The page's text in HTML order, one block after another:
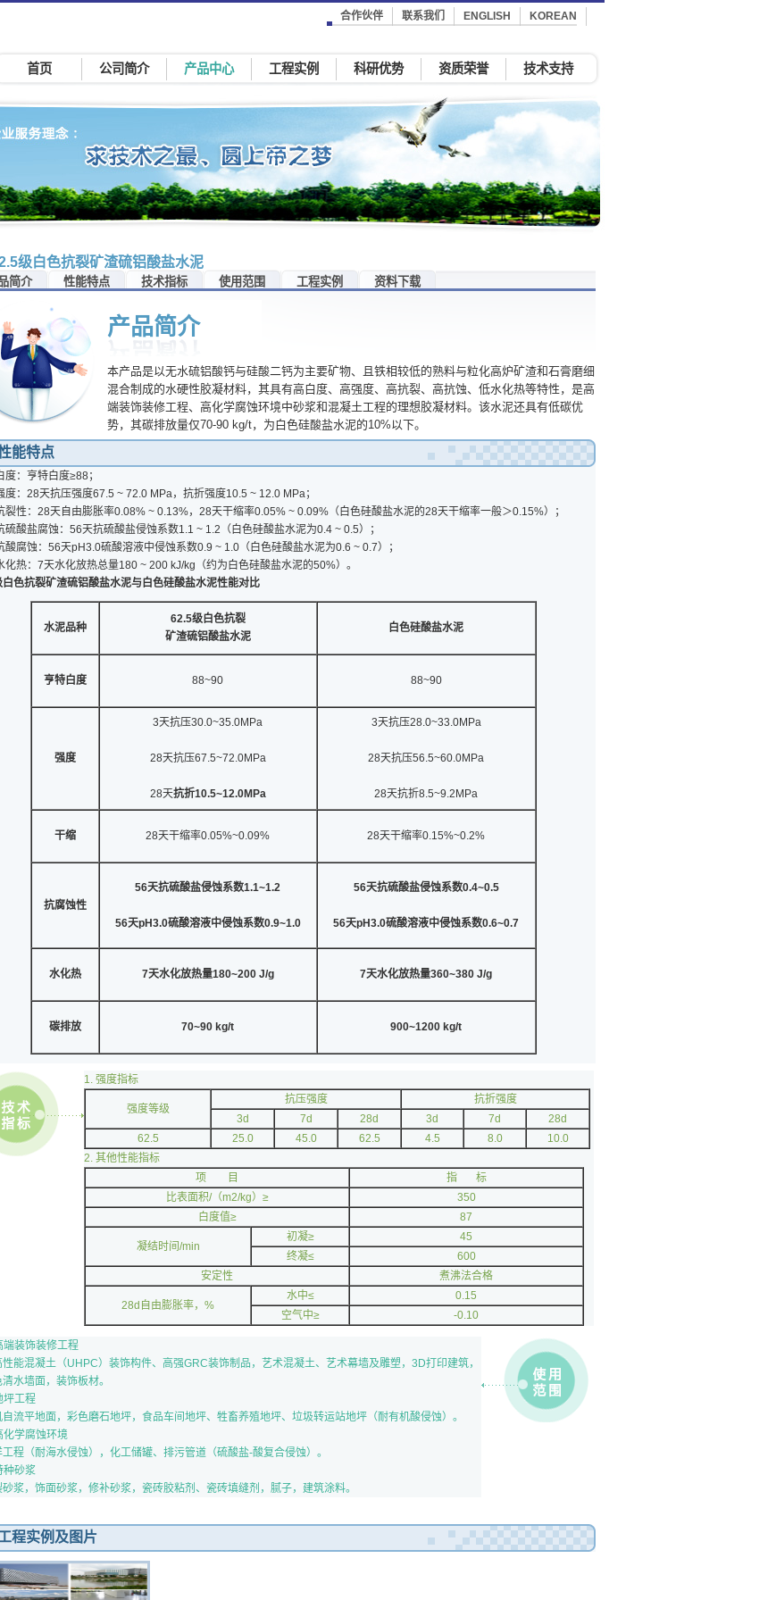
合作伙伴 联系我们 ENGLISH KOREAN
首页 公司简介 产品中心 工程实例 科研优势 资质荣誉 技术支持
级白色抗裂矿渣硫铝酸盐水泥
简介 性能特点 技术指标 使用范围 工程实例 资料下载
产品简介
本产品是以无水硫铝酸钙与硅酸二钙为主要矿物、且铁相较低的熟料与粒化高炉矿渣和石膏磨细
混合制成的水硬性胶凝材料，其具有高白度、高强度、高抗裂、高抗蚀、低水化热等特性，是高
端装饰装修工程、高化学腐蚀环境中砂浆和混凝土工程的理想胶凝材料。该水泥还具有低碳优
势，其碳排放量仅70-90 kg/t，为白色硅酸盐水泥的10%以下。
能特点
度：亨特白度≥88；
度：28天抗压强度67.5 ~ 72.0 MPa，抗折强度10.5 ~ 12.0 MPa；
裂性：28天自由膨胀率0.08% ~ 0.13%，28天干缩率0.05% ~ 0.09%（白色硅酸盐水泥的28天干缩率一般＞0.15%）；
硫酸盐腐蚀：56天抗硫酸盐侵蚀系数1.1 ~ 1.2（白色硅酸盐水泥为0.4 ~ 0.5）；
酸腐蚀：56天pH3.0硫酸溶液中侵蚀系数0.9 ~ 1.0（白色硅酸盐水泥为0.6 ~ 0.7）；
化热：7天水化放热总量180 ~ 200 kJ/kg（约为白色硅酸盐水泥的50%）。
白色抗裂矿渣硫铝酸盐水泥与白色硅酸盐水泥性能对比
水泥品种
62.5级白色抗裂
矿渣硫铝酸盐水泥
白色硅酸盐水泥
亨特白度 88~90 88~90
强度
3天抗压30.0~35.0MPa
28天抗压67.5~72.0MPa
28天抗折10.5~12.0MPa
3天抗压28.0~33.0MPa
28天抗压56.5~60.0MPa
28天抗折8.5~9.2MPa
干缩 28天干缩率0.05%~0.09% 28天干缩率0.15%~0.2%
抗腐蚀性
56天抗硫酸盐侵蚀系数1.1~1.2
56天pH3.0硫酸溶液中侵蚀系数0.9~1.0
56天抗硫酸盐侵蚀系数0.4~0.5
56天pH3.0硫酸溶液中侵蚀系数0.6~0.7
水化热 7天水化放热量180~200 J/g 7天水化放热量360~380 J/g
碳排放 70~90 kg/t 900~1200 kg/t
1. 强度指标
强度等级
抗压强度
抗折强度
3d
7d 28d 3d 7d
28d
62.5
25.0 45.0 62.5 4.5 8.0
10.0
2. 其他性能指标
项 目
指 标
比表面积/（m2/kg）≥
350
白度值≥
87
凝结时间/min
初凝≥
45
终凝≤
600
安定性
煮沸法合格
28d自由膨胀率，%
水中≤
0.15
空气中≥
-0.10
端装饰装修工程
性能混凝土（UHPC）装饰构件、高强GRC装饰制品，艺术混凝土、艺术幕墙及雕塑，3D打印建筑，
清水墙面，装饰板材。
坪工程
自流平地面，彩色磨石地坪，食品车间地坪、牲畜养殖地坪、垃圾转运站地坪（耐有机酸侵蚀）。
化学腐蚀环境
工程（耐海水侵蚀），化工储罐、排污管道（硫酸盐-酸复合侵蚀）。
种砂浆
砂浆，饰面砂浆，修补砂浆，瓷砖胶粘剂、瓷砖填缝剂，腻子，建筑涂料。
程实例及图片